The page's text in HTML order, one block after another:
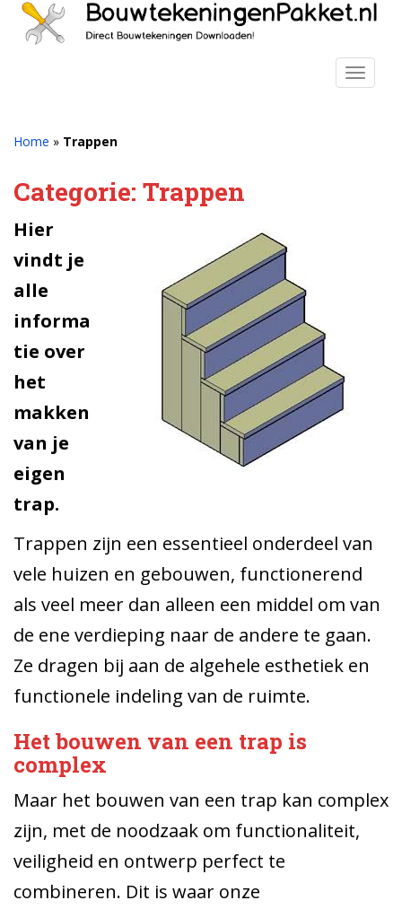
Home » Trappen
Categorie: Trappen
Hier
vindt je
alle
informa
tie over
het
makken
van je
eigen
trap.
Trappen zijn een essentieel onderdeel van
vele huizen en gebouwen, functionerend
als veel meer dan alleen een middel om van
de ene verdieping naar de andere te gaan.
Ze dragen bij aan de algehele esthetiek en
functionele indeling van de ruimte.
Het bouwen van een trap is
complex
Maar het bouwen van een trap kan complex
zijn, met de noodzaak om functionaliteit,
veiligheid en ontwerp perfect te
combineren. Dit is waar onze